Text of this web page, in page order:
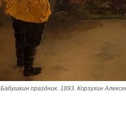
Бабушкин праздник. 1893. Корзухин
Как найти своё место в